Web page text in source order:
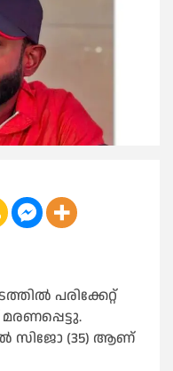
പരിക്കേറ്റ്
സിജോ (35) ആണ്